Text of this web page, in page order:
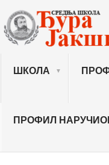
ШКОЛА
ПРОФИЛ